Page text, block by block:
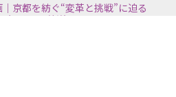
京都を紡ぐ“変革と挑戦”に迫る
年7月5日放送＞